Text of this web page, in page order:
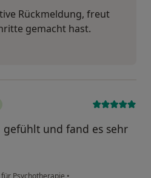
Rückmeldung, freut
gemacht hast.
und fand es sehr